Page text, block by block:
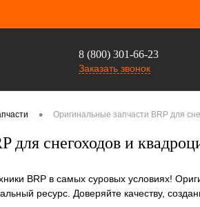
8 (800) 301-66-23
Заказать звонок
• Оригинальные запчасти BRP для
для снегоходов и
BRP в самых суровых условиях!
ресурс. Доверяйте качеству,